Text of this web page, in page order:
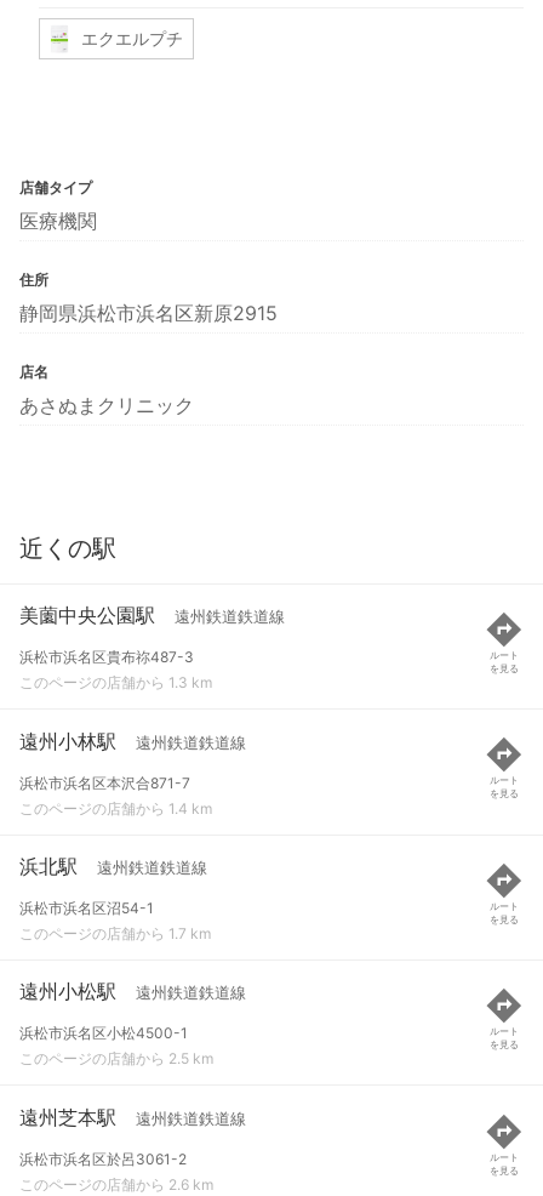
エクエルプチ
店舗タイプ
医療機関
住所
静岡県浜松市浜名区新原2915
店名
あさぬまクリニック
近くの駅
美薗中央公園駅 遠州鉄道鉄道線
浜松市浜名区貴布祢487-3
このページの店舗から 1.3 km
ルート
を見る
遠州小林駅 遠州鉄道鉄道線
浜松市浜名区本沢合871-7
このページの店舗から 1.4 km
ルート
を見る
浜北駅 遠州鉄道鉄道線
浜松市浜名区沼54-1
このページの店舗から 1.7 km
ルート
を見る
遠州小松駅 遠州鉄道鉄道線
浜松市浜名区小松4500-1
このページの店舗から 2.5 km
ルート
を見る
遠州芝本駅 遠州鉄道鉄道線
浜松市浜名区於呂3061-2
このページの店舗から 2.6 km
ルート
を見る